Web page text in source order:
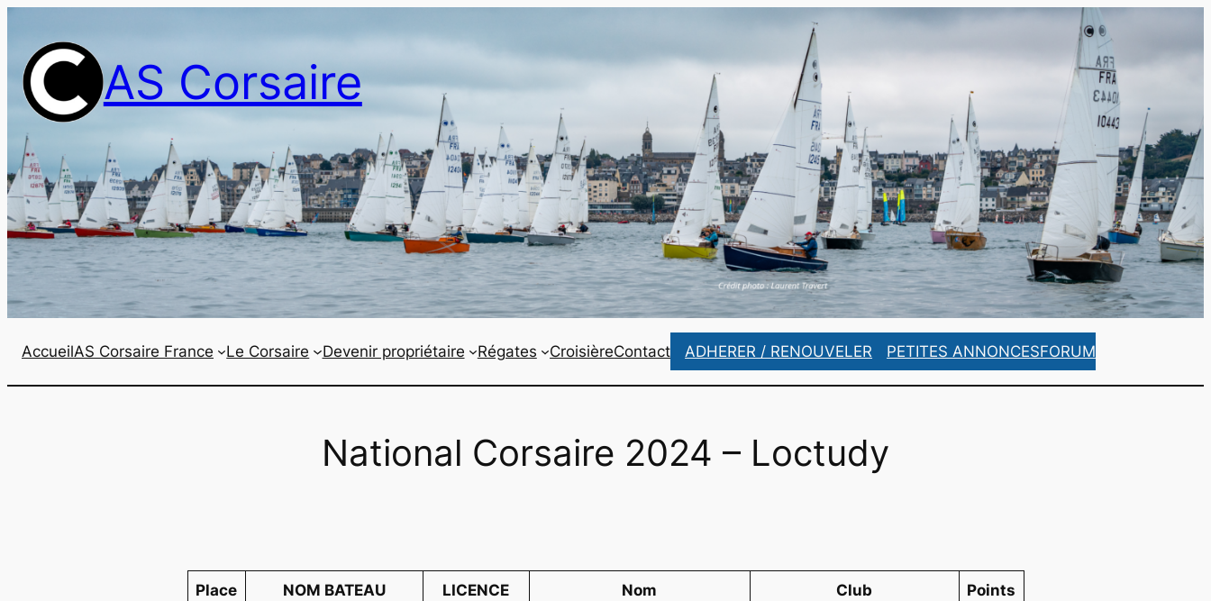
contenu
AS Corsaire
AccueilAS Corsaire France Le Corsaire Devenir propriétaire Régates CroisièreContact ADHERER / RENOUVELER PETITES ANNONCESFORUM
National Corsaire 2024 – Loctudy
Place NOM BATEAU LICENCE Nom Club Points